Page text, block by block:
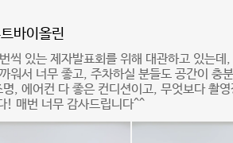
바이올린
씩 있는 제자발표회를 위해 대관하고 있는
워서 너무 좋고, 주차하실 분들도 공간이 충
, 에어컨 다 좋은 컨디션이고, 무엇보다 촬
! 매번 너무 감사드립니다^^